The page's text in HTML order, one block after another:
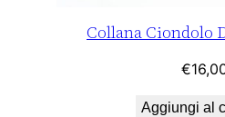
Collana Ciondolo
€
Aggiungi al